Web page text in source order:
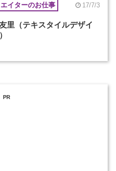
イターのお仕事 17/7/3
里（テキスタイルデザイ
PR